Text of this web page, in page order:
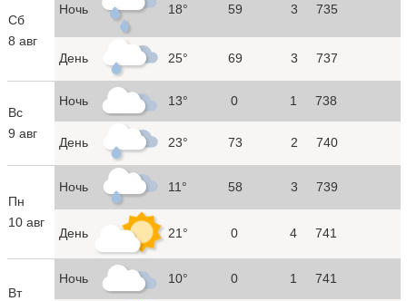
Сб
8 авг
Ночь 18° 59 3 735
День 25° 69 3 737
Вс
9 авг
Ночь 13° 0 1 738
День 23° 73 2 740
Пн
10 авг
Ночь 11° 58 3 739
День 21° 0 4 741
Вт
Ночь 10° 0 1 741